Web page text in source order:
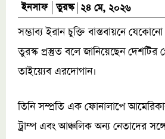
ইনসাফ তুরস্ক ২৪ মে, ২০২৬
সম্ভাব্য ইরান চুক্তি বাস্তবায়নে
তুরস্ক প্রস্তুত বলে জানিয়েছেন দেশটির
তাইয়্যেব এরদোগান।
তিনি সম্প্রতি এক ফোনালাপে
ট্রাম্প এবং আঞ্চলিক অন্য নেতাদের